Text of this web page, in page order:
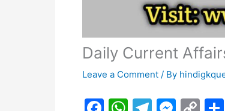
Daily Current
Leave a Comment / By